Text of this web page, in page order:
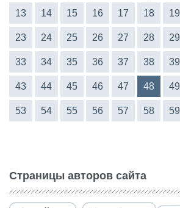
13 14 15 16 17 18 19
23 24 25 26 27 28 29
33 34 35 36 37 38 39
43 44 45 46 47 48 49
53 54 55 56 57 58 59
Страницы авторов сайта